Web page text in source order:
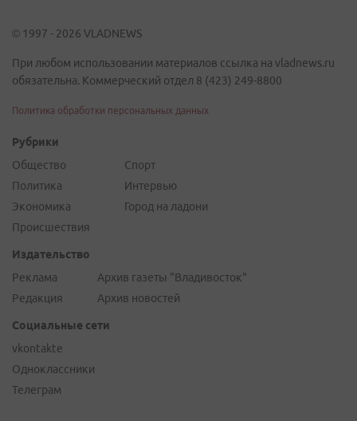
© 1997 - 2026 VLADNEWS
При любом использовании материалов ссылка на vladnews.ru
обязательна. Коммерческий отдел 8 (423) 249-8800
Политика обработки персональных данных
Рубрики
Общество
Политика
Экономика
Происшествия
Спорт
Интервью
Город на ладони
Издательство
Реклама
Редакция
Архив газеты "Владивосток"
Архив новостей
Социальные сети
vkontakte
Одноклассники
Телеграм